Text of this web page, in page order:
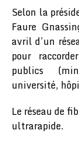
Selon la
Faure
avril d’un
pour
publics
université,
Le réseau de
ultrarapide.